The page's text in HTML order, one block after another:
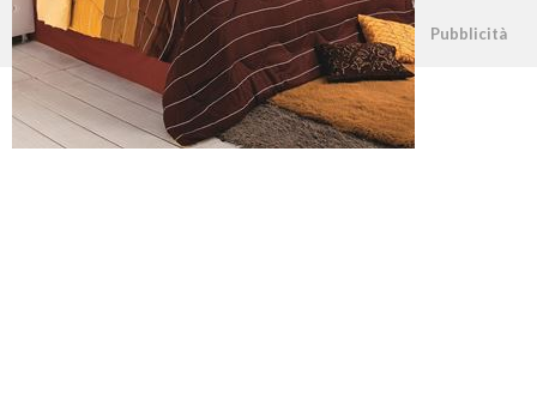
©2026 - casapratica.net - p.iva 03338800984 Pubblicità